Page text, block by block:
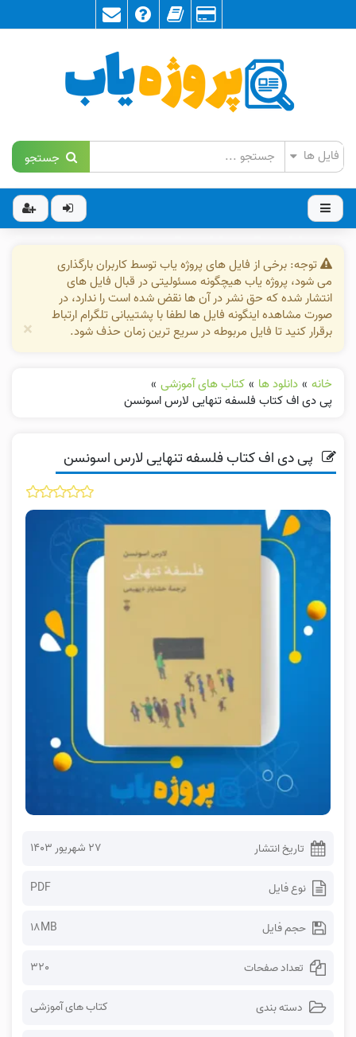
جستجو
توجه: برخی از فایل های پروژه یاب توسط کاربران بارگذاری
می شود، پروژه یاب هیچگونه مسئولیتی در قبال فایل های
انتشار شده که حق نشر در آن ها نقض شده است را ندارد، در
صورت مشاهده اینگونه فایل ها لطفا با پشتیبانی تلگرام ارتباط
برقرار کنید تا فایل مربوطه در سریع ترین زمان حذف شود.
×
خانه » دانلود ها » کتاب های آموزشی »
پی دی اف کتاب فلسفه تنهایی لارس اسونسن
پی دی اف کتاب فلسفه تنهایی لارس اسونسن
تاریخ انتشار ۲۷ شهریور ۱۴۰۳
نوع فایل PDF
حجم فایل 18MB
تعداد صفحات 320
دسته بندی کتاب های آموزشی